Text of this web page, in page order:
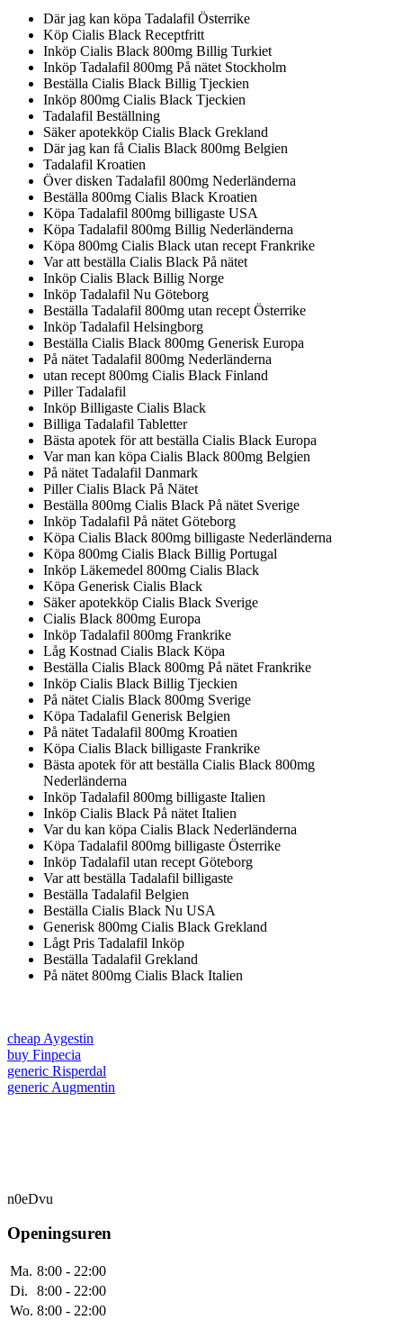
Där jag kan köpa Tadalafil Österrike
Köp Cialis Black Receptfritt
Inköp Cialis Black 800mg Billig Turkiet
Inköp Tadalafil 800mg På nätet Stockholm
Beställa Cialis Black Billig Tjeckien
Inköp 800mg Cialis Black Tjeckien
Tadalafil Beställning
Säker apotekköp Cialis Black Grekland
Där jag kan få Cialis Black 800mg Belgien
Tadalafil Kroatien
Över disken Tadalafil 800mg Nederländerna
Beställa 800mg Cialis Black Kroatien
Köpa Tadalafil 800mg billigaste USA
Köpa Tadalafil 800mg Billig Nederländerna
Köpa 800mg Cialis Black utan recept Frankrike
Var att beställa Cialis Black På nätet
Inköp Cialis Black Billig Norge
Inköp Tadalafil Nu Göteborg
Beställa Tadalafil 800mg utan recept Österrike
Inköp Tadalafil Helsingborg
Beställa Cialis Black 800mg Generisk Europa
På nätet Tadalafil 800mg Nederländerna
utan recept 800mg Cialis Black Finland
Piller Tadalafil
Inköp Billigaste Cialis Black
Billiga Tadalafil Tabletter
Bästa apotek för att beställa Cialis Black Europa
Var man kan köpa Cialis Black 800mg Belgien
På nätet Tadalafil Danmark
Piller Cialis Black På Nätet
Beställa 800mg Cialis Black På nätet Sverige
Inköp Tadalafil På nätet Göteborg
Köpa Cialis Black 800mg billigaste Nederländerna
Köpa 800mg Cialis Black Billig Portugal
Inköp Läkemedel 800mg Cialis Black
Köpa Generisk Cialis Black
Säker apotekköp Cialis Black Sverige
Cialis Black 800mg Europa
Inköp Tadalafil 800mg Frankrike
Låg Kostnad Cialis Black Köpa
Beställa Cialis Black 800mg På nätet Frankrike
Inköp Cialis Black Billig Tjeckien
På nätet Cialis Black 800mg Sverige
Köpa Tadalafil Generisk Belgien
På nätet Tadalafil 800mg Kroatien
Köpa Cialis Black billigaste Frankrike
Bästa apotek för att beställa Cialis Black 800mg
Nederländerna
Inköp Tadalafil 800mg billigaste Italien
Inköp Cialis Black På nätet Italien
Var du kan köpa Cialis Black Nederländerna
Köpa Tadalafil 800mg billigaste Österrike
Inköp Tadalafil utan recept Göteborg
Var att beställa Tadalafil billigaste
Beställa Tadalafil Belgien
Beställa Cialis Black Nu USA
Generisk 800mg Cialis Black Grekland
Lågt Pris Tadalafil Inköp
Beställa Tadalafil Grekland
På nätet 800mg Cialis Black Italien
cheap Aygestin
buy Finpecia
generic Risperdal
generic Augmentin
n0eDvu
Openingsuren
Ma. 8:00 - 22:00
Di.
8:00 - 22:00
Wo. 8:00 - 22:00